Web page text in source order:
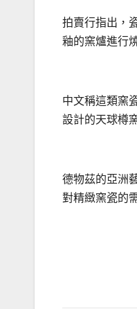
拍賣行指出，
釉的窯爐進行
中文稱這類窯
設計的天球樽
德物茲的亞洲
對精緻窯瓷的